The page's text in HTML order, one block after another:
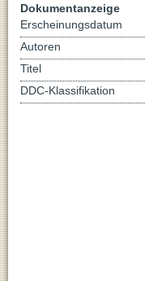
Dokumentanzeige
Erscheinungsdatum
Autoren
Titel
DDC-Klassifikation